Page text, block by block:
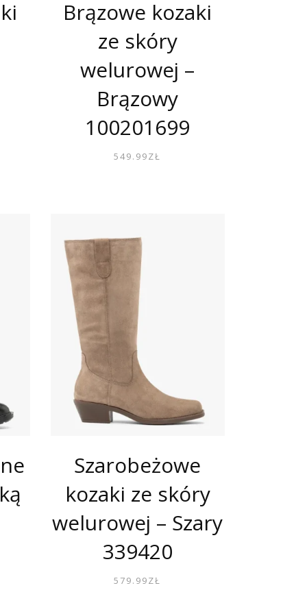
Brązowe kozaki
ze skóry
welurowej –
Brązowy
100201699
549.99ZŁ
Szarobeżowe
kozaki ze skóry
welurowej – Szary
339420
579.99ZŁ